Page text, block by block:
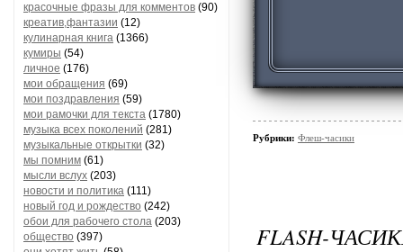
красочные фразы для комментов (90)
креатив,фантазии (12)
кулинарная книга (1366)
кумиры (54)
личное (176)
мои обращения (69)
мои поздравления (59)
мои рамочки для текста (1780)
музыка всех поколений (281)
музыкальные открытки (32)
мы помним (61)
мысли вслух (203)
новости и политика (111)
новый год и рождество (242)
обои для рабочего стола (203)
общество (397)
Рубрики: Флеш-часики
FLASH-